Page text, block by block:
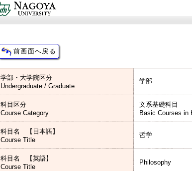
学部・大学院区分
Undergraduate / Graduate
学部
科目区分
Course Category
文系基礎科目
Basic Courses in
科目名 【日本語】
Course Title
哲学
科目名 【英語】
Course Title
Philosophy